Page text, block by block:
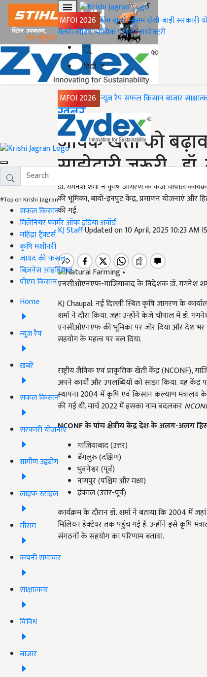
MFOI 2026 होमख़बरेंमौसमखेती-बाड़ीसरकारी
गैलरीवीडियोमासिक पत्रिकाडायरेक्टरी
हिंदी
MFOI 2026 न्यूज़ रैपसफल किसानबाजार
#Top on Krishi Jagran
सफल किसान
मिलेनियर फार्मर ऑफ इंडिया अवॉर्ड
महिंद्रा ट्रैक्टर्स
कृषि मशीनरी
जायद की फसल
बिज़नेस आइडियाज
पीएम किसान
Home
न्यूज़ रैप
खबरें
सफल किसान
सरकारी योजनाएं
ग्रामीण उद्द्योग
लाइफ स्टाइल
मौसम
कंपनी समाचार
साक्षात्कार
विविध
बाजार
Home
ख़बरें
जैविक खेती को
साझेदारी जरूरी–
डॉ. गगनेश शर्मा ने कृषि जागरण के केजे चौपाल
की भूमिका, बायो-इनपुट केंद्र, प्रमाणन योजनाएं और
की गई.
KJ StaffUpdated on 10 April, 2025 10:23 AM
एनसीओएनएफ-गाजियाबाद के निदेशक डॉ. गगनेश
KJ Chaupal: नई दिल्ली स्थित कृषि जागरण के
शर्मा ने दौरा किया. जहां उन्होंने केजे चौपाल में डॉ.
एनसीओएनएफ की भूमिका पर जोर दिया और देश भर
सहयोग के महत्व पर बल दिया.
राष्ट्रीय जैविक एवं प्राकृतिक खेती केंद्र (NCONF),
अपने कार्यों और उपलब्धियों को साझा किया. यह केंद्र
स्थापना 2004 में कृषि एवं किसान कल्याण मंत्रालय
की गई थी. मार्च 2022 में इसका नाम बदलकर
NCONF के पांच क्षेत्रीय केंद्र देश के अलग-अलग
गाजियाबाद (उत्तर)
बेंगलुरु (दक्षिण)
भुवनेश्वर (पूर्व)
नागपुर (पश्चिम और मध्य)
इंफाल (उत्तर-पूर्व)
कार्यक्रम के दौरान डॉ. शर्मा ने बताया कि 2004
मिलियन हेक्टेयर तक पहुंच गई है. उन्होंने इसे कृषि
संगठनों के सहयोग का परिणाम बताया.